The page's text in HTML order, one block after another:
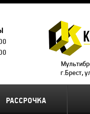
г.Брест,
РАССРОЧКА